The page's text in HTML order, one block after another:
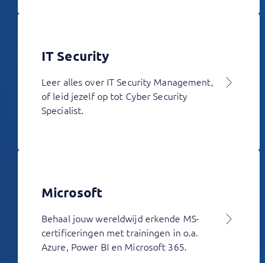
IT Security
Leer alles over IT Security Management,
of leid jezelf op tot Cyber Security
Specialist.
Microsoft
Behaal jouw wereldwijd erkende MS-
certificeringen met trainingen in o.a.
Azure, Power BI en Microsoft 365.